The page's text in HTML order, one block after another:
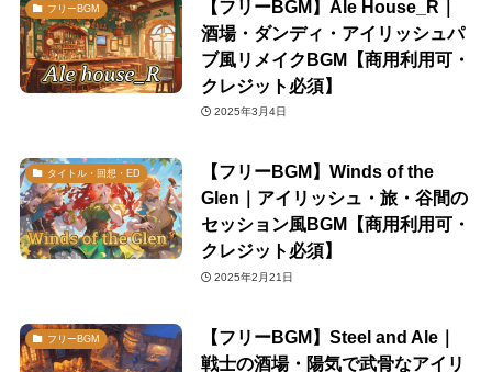
フリーBGM
【フリーBGM】Ale House_R｜
酒場・ダンディ・アイリッシュパ
ブ風リメイクBGM【商用利用可・
クレジット必須】
2025年3月4日
タイトル・回想・ED
【フリーBGM】Winds of the
Glen｜アイリッシュ・旅・谷間の
セッション風BGM【商用利用可・
クレジット必須】
2025年2月21日
フリーBGM
【フリーBGM】Steel and Ale｜
戦士の酒場・陽気で武骨なアイリ